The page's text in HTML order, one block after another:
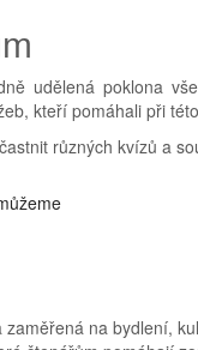
udělená poklona
kteří pomáhali při
různých kvízů a
na bydlení,